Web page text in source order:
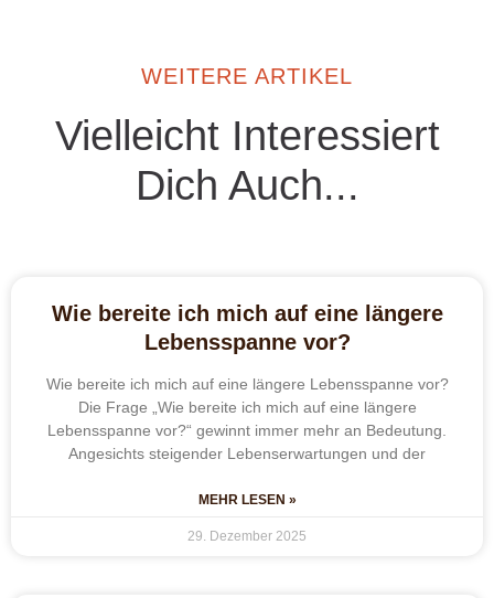
WEITERE ARTIKEL
Vielleicht Interessiert
Dich Auch...
Wie bereite ich mich auf eine längere
Lebensspanne vor?
Wie bereite ich mich auf eine längere Lebensspanne vor?
Die Frage „Wie bereite ich mich auf eine längere
Lebensspanne vor?“ gewinnt immer mehr an Bedeutung.
Angesichts steigender Lebenserwartungen und der
MEHR LESEN »
29. Dezember 2025